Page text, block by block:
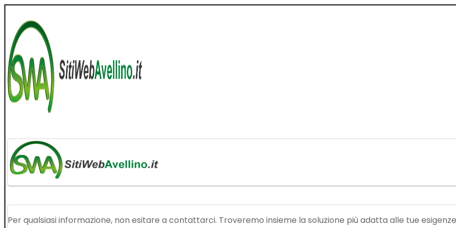
Per qualsiasi informazione, non esitare a contattarci. Troveremo insieme la soluzione più adatta alle tue